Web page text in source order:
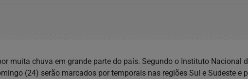
muita chuva em grande parte do país. Segundo o Instituto Nacional
(24) serão marcados por temporais nas regiões Sul e Sudeste e